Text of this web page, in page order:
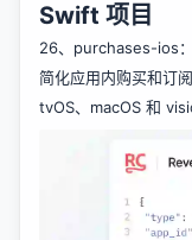
Swift 项目
26、 purchases-ios
简化应用内购买和订
tvOS、macOS 和